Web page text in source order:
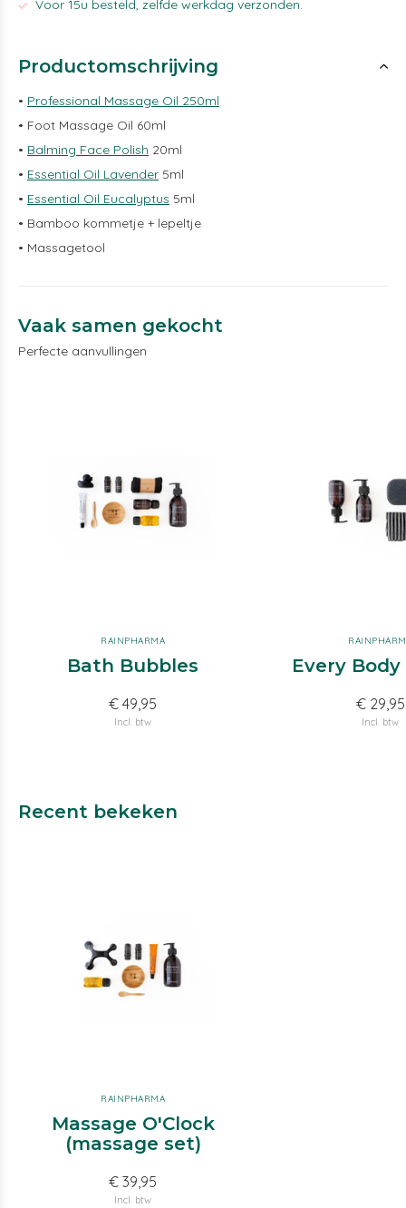
Voor 15u besteld, zelfde werkdag verzonden.
Productomschrijving
• Professional Massage Oil 250ml
• Foot Massage Oil 60ml
• Balming Face Polish 20ml
• Essential Oil Lavender 5ml
• Essential Oil Eucalyptus 5ml
• Bamboo kommetje + lepeltje
• Massagetool
Vaak samen gekocht
Perfecte aanvullingen
RAINPHARMA
Bath Bubbles
€ 49,95
Incl. btw
Every
€ 29,95
Incl. btw
Recent bekeken
RAINPHARMA
Massage O'Clock
(massage set)
€ 39,95
Incl. btw